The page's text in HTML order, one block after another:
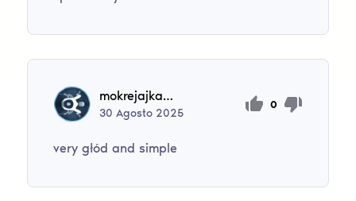
mokrejajkaminimajka
30Agosto 2025
0
very głód and simple